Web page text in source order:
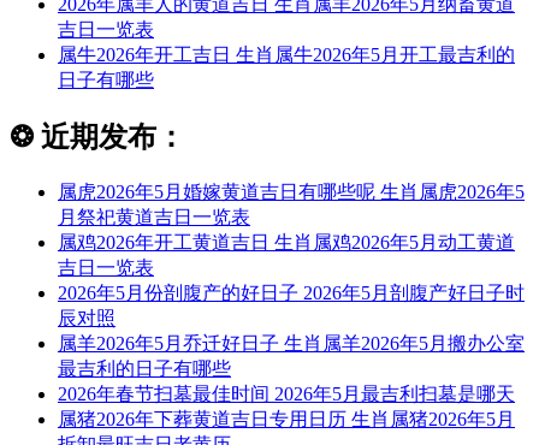
吉日一览表
属牛2026年开工吉日 生肖属牛2026年5月开工最吉利的
日子有哪些
❂ 近期发布：
属虎2026年5月婚嫁黄道吉日有哪些呢 生肖属虎2026年5
月祭祀黄道吉日一览表
属鸡2026年开工黄道吉日 生肖属鸡2026年5月动工黄道
吉日一览表
2026年5月份剖腹产的好日子 2026年5月剖腹产好日子时
辰对照
属羊2026年5月乔迁好日子 生肖属羊2026年5月搬办公室
最吉利的日子有哪些
2026年春节扫墓最佳时间 2026年5月最吉利扫墓是哪天
属猪2026年下葬黄道吉日专用日历 生肖属猪2026年5月